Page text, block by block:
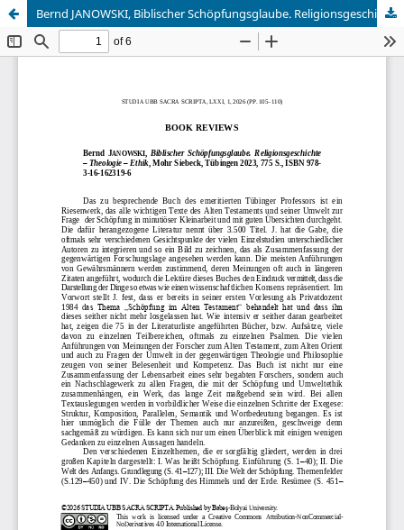
Bernd JANOWSKI, Biblischer Schöpfungsglaube. Religionsgeschichte – Theologie – Ethik, Mohr Siebeck, Tübingen 2023, 775 S., ISBN 978- 3-16-162319-6